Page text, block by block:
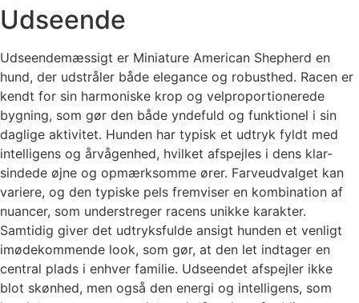
Udseende
Udseendemæssigt er Miniature American Shepherd en
hund, der udstråler både elegance og robusthed. Racen er
kendt for sin harmoniske krop og velproportionerede
bygning, som gør den både yndefuld og funktionel i sin
daglige aktivitet. Hunden har typisk et udtryk fyldt med
intelligens og årvågenhed, hvilket afspejles i dens klar-
sindede øjne og opmærksomme ører. Farveudvalget kan
variere, og den typiske pels fremviser en kombination af
nuancer, som understreger racens unikke karakter.
Samtidig giver det udtryksfulde ansigt hunden et venligt
imødekommende look, som gør, at den let indtager en
central plads i enhver familie. Udseendet afspejler ikke
blot skønhed, men også den energi og intelligens, som